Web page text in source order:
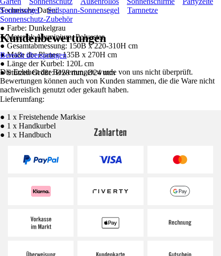
Technische Daten:
● Farbe: Dunkelgrau
● Material: Aluminium, Polyester
● Gesamtabmessung: 150B x 220-310H cm
● Maße der Planes: 135B x 270H cm
● Länge der Kurbel: 120L cm
● Stützen Größe: Ø28 mm, Ø24 mm
Lieferumfang:
● 1 x Freistehende Markise
● 1 x Handkurbel
● 1 x Handbuch
Sonnensegel
Seilspann-Sonnensegel
Tarnnetze
Sonnenschutz-Zubehör
Kundenbewertungen
Bereich überspringen
Die Echtheit der Bewertungen wurde von uns nicht überprüft.
Bewertungen können auch von Kunden stammen, die die Ware nicht
nachweislich genutzt oder gekauft haben.
Zahlarten